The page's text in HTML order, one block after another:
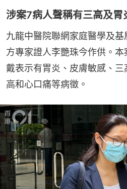
涉案7病人聲稱有三高及胃
九龍中醫院聯網家庭醫學及
方專家證人李艷珠今作供。
戴表示有胃炎、皮膚敏感、
高和心口痛等病徵。